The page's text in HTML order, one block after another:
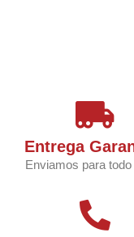
Entrega
Enviamos para todo